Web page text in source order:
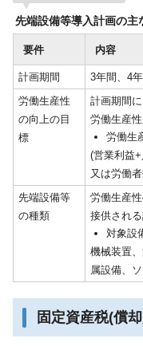
先端設備等導入計画の主
要件 内容
計画期間
3年間、4
労働生産性
の向上の目
標
計画期間
労働生産
労働生
(営業利益
又は労働
先端設備等
の種類
労働生産
接供され
対象設
機械装置
属設備、
固定資産税(償